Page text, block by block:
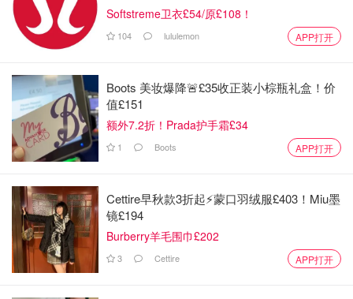
跟着指示牌往E51-61登机口方向走，退税柜台挨着Pinko店
Softstreme卫衣£54/原£108！
104 lululemon APP打开
Boots 美妆爆降🚨£35收正装小棕瓶礼盒！价
值£151
额外7.2折！Prada护手霜£34
1 Boots APP打开
Cettire早秋款3折起⚡️蒙口羽绒服£403！Miu墨
镜£194
Burberry羊毛围巾£202
3 Cettire APP打开